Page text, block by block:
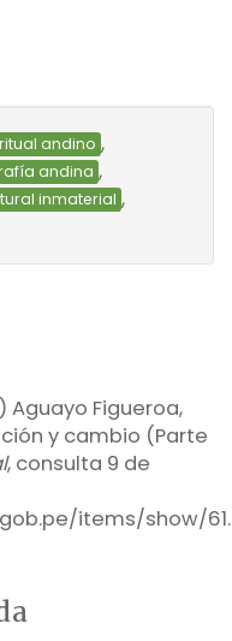
andino ,
andina ,
inmaterial ,
Aguayo Figueroa,
y cambio (Parte
, consulta 9 de
items/show/61.